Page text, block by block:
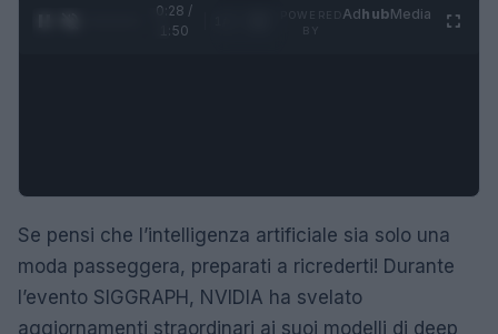
0:29 /
1:50
AdhubMedia
Se pensi che l’intelligenza artificiale sia solo una
moda passeggera, preparati a ricrederti! Durante
l’evento SIGGRAPH, NVIDIA ha svelato
aggiornamenti straordinari ai suoi modelli di deep